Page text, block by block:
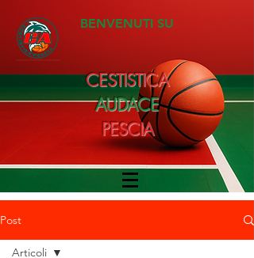
BENVENUTI SU
CESTISTICA
AUDACE
PESCIA
Post
Articoli